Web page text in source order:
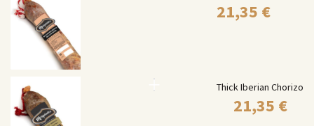
21,35 €
Thick Iberian Chorizo
21,35 €